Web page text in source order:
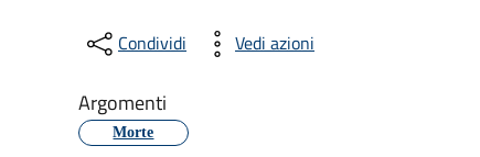
Condividi Vedi azioni
Argomenti
Morte